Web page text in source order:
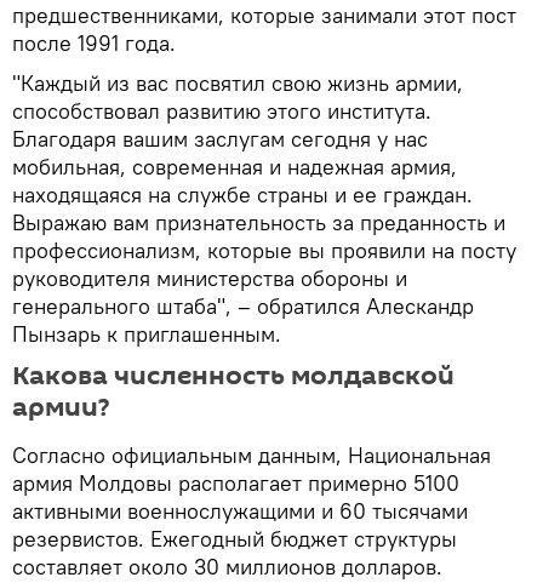
предшественниками, которые занимали этот пост
после 1991 года.
"Каждый из вас посвятил свою жизнь армии,
способствовал развитию этого института.
Благодаря вашим заслугам сегодня у нас
мобильная, современная и надежная армия,
находящаяся на службе страны и ее граждан.
Выражаю вам признательность за преданность и
профессионализм, которые вы проявили на посту
руководителя министерства обороны и
генерального штаба", – обратился Алескандр
Пынзарь к приглашенным.
Какова численность молдавской
армии?
Согласно официальным данным, Национальная
армия Молдовы располагает примерно 5100
активными военнослужащими и 60 тысячами
резервистов. Ежегодный бюджет структуры
составляет около 30 миллионов долларов.